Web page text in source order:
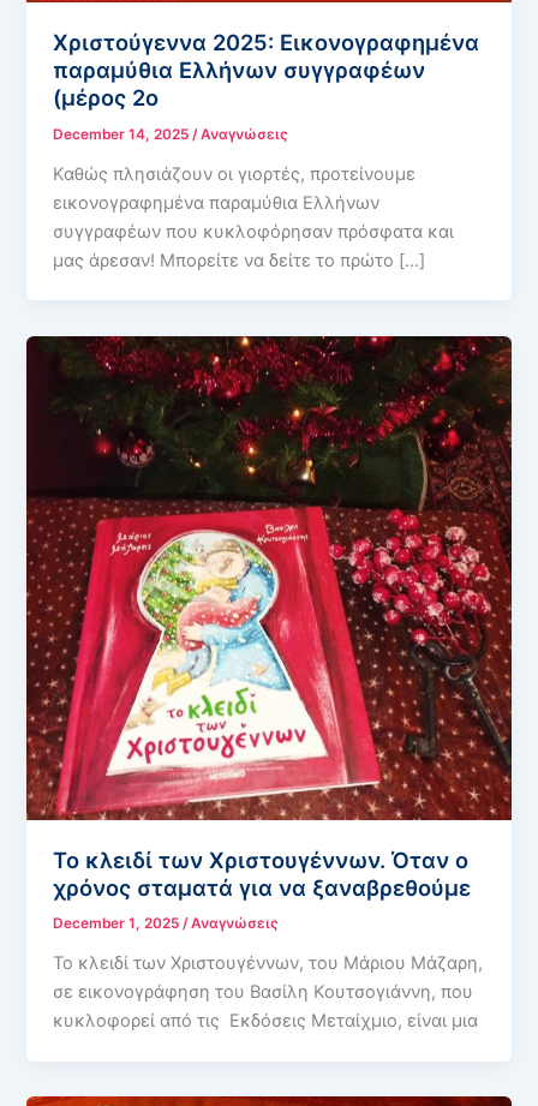
Χριστούγεννα 2025: Εικονογραφημένα
παραμύθια Ελλήνων συγγραφέων
(μέρος 2ο
December 14, 2025 /Αναγνώσεις
Καθώς πλησιάζουν οι γιορτές, προτείνουμε
εικονογραφημένα παραμύθια Ελλήνων
συγγραφέων που κυκλοφόρησαν πρόσφατα και
μας άρεσαν! Μπορείτε να δείτε το πρώτο […]
Το κλειδί των Χριστουγέννων. Όταν ο
χρόνος σταματά για να ξαναβρεθούμε
December 1, 2025/Αναγνώσεις
Το κλειδί των Χριστουγέννων, του Μάριου Μάζαρη,
σε εικονογράφηση του Βασίλη Κουτσογιάννη, που
κυκλοφορεί από τις Εκδόσεις Μεταίχμιο, είναι μια